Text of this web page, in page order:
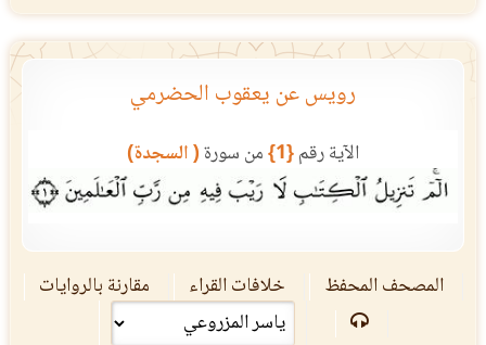
رويس عن يعقوب الحضرمي
الآية رقم{1} من سورة( السجدة)
المصحف المحفظ خلافات القراء مقارنة بالروايات